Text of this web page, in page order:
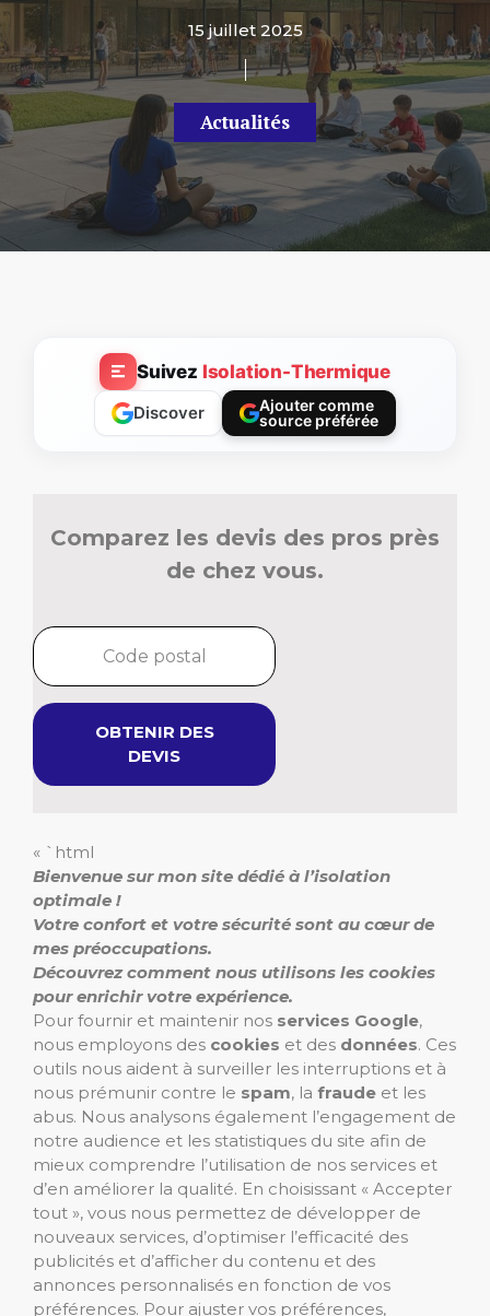
15 juillet 2025
Actualités
Suivez Isolation-Thermique
Discover
Ajouter comme
source préférée
Comparez les devis des pros près
de chez vous.
OBTENIR DES
DEVIS
« `html
Bienvenue sur mon site dédié à l’isolation
optimale !
Votre confort et votre sécurité sont au cœur de
mes préoccupations.
Découvrez comment nous utilisons les cookies
pour enrichir votre expérience.
Pour fournir et maintenir nos services Google,
nous employons des cookies et des données. Ces
outils nous aident à surveiller les interruptions et à
nous prémunir contre le spam, la fraude et les
abus. Nous analysons également l’engagement de
notre audience et les statistiques du site afin de
mieux comprendre l’utilisation de nos services et
d’en améliorer la qualité. En choisissant « Accepter
tout », vous nous permettez de développer de
nouveaux services, d’optimiser l’efficacité des
publicités et d’afficher du contenu et des
annonces personnalisés en fonction de vos
préférences. Pour ajuster vos préférences,